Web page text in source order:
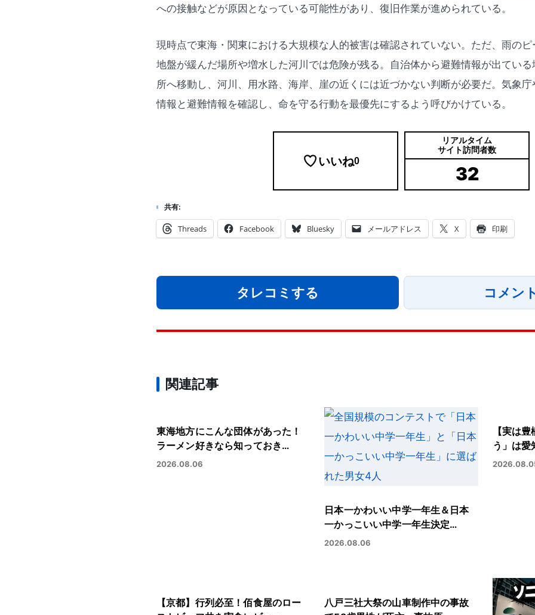
への接触などが原因となっている可能性があり、復旧作業が進められている。
現時点で東海・関東における大規模な人的被害は確認されていない。ただ、雨の
地盤が緩んだ場所や増水した河川では危険が残る。自治体から避難情報が出てい
所へ移動し、河川、用水路、海岸、崖の近くには近づかない判断が必要だ。気象
情報と避難情報を確認し、命を守る行動を最優先にするよう呼びかけている。
いいね0
リアルタイム
サイト訪問者数
32
共有:
Threads Facebook Bluesky メールアドレス X 印刷
タレコミする コメン
関連記事
東海地方にこんな団体があった！
ラーメン好きなら知っておき…
2026.08.06
日本一かわいい中学一年生＆日本
一かっこいい中学一年生決定…
2026.08.06
【実は
う」は
【京都】行列必至！佰食屋のロー
八戸三社大祭の山車制作中の事故